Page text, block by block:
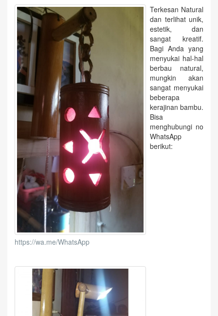
Terkesan Natural
dan terlihat unik,
estetik, dan
sangat kreatif.
Bagi Anda yang
menyukai hal-hal
berbau natural,
mungkin akan
sangat menyukai
beberapa
kerajinan bambu.
Bisa
menghubungi no
WhatsApp
berikut:
https://wa.me/WhatsApp